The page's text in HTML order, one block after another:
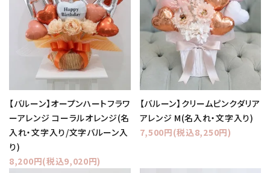
【バルーン】オープンハートフラワ
ーアレンジ コーラルオレンジ(名
入れ・文字入り/文字バルーン入
り)
8,200円(税込9,020円)
【バルーン】クリームピンクダリア
アレンジ M(名入れ・文字入り)
7,500円(税込8,250円)